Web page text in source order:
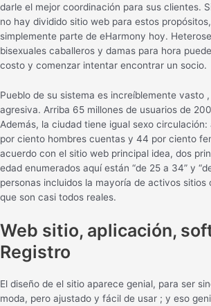
darle el mejor coordinación para sus clientes.
no hay dividido sitio web para estos
simplemente parte de eHarmony hoy.
bisexuales caballeros y damas para hora
costo y comenzar intentar encontrar un socio.
Pueblo de su sistema es increíblemente vasto
agresiva. Arriba 65 millones de usuarios de
Además, la ciudad tiene igual sexo
por ciento hombres cuentas y 44 por ciento
acuerdo con el sitio web principal idea, dos
edad enumerados aquí están “de 25 a 34” y
personas incluidos la mayoría de activos sitios
que son casi todos reales.
Web sitio, aplicación,
Registro
El diseño de el sitio aparece genial, para ser
moda, pero ajustado y fácil de usar ; y eso